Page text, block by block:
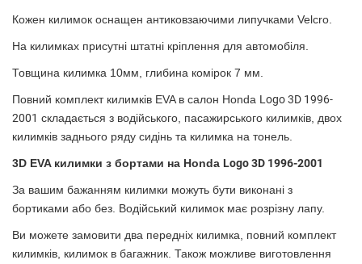
Кожен килимок оснащен антиковзаючими липучками Velcro.
На килимках присутні штатні кріплення для автомобіля.
Товщина килимка 10мм, глибина комірок 7 мм.
Повний комплект килимків EVA в салон Honda Logo 3D 1996-
2001 складається з водійського, пасажирського килимків, двох
килимків заднього ряду сидінь та килимка на тонель.
3D EVA килимки з бортами на Honda Logo 3D 1996-2001
За вашим бажанням килимки можуть бути виконані з
бортиками або без. Водійський килимок має розрізну лапу.
Ви можете замовити два передніх килимка, повний комплект
килимків, килимок в багажник. Також можливе виготовлення